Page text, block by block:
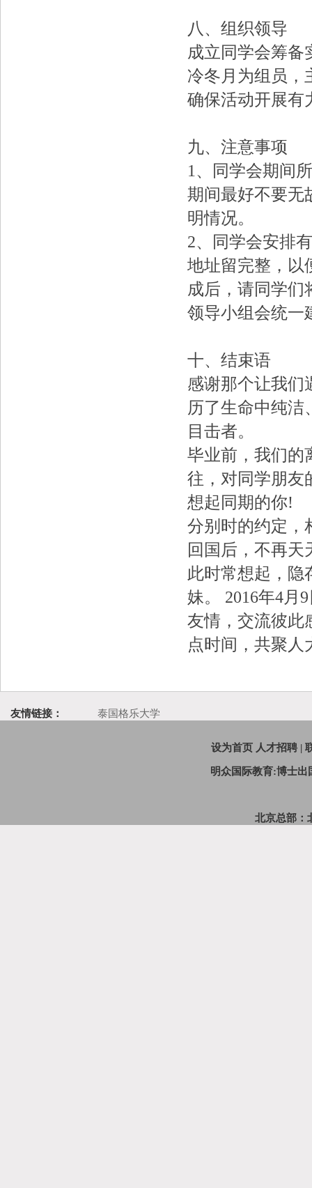
八、组织领导
成立同学会筹备
冷冬月为组员，
确保活动开展有
九、注意事项
1、同学会期间
期间最好不要无
明情况。
2、同学会安排
地址留完整，以
成后，请同学们
领导小组会统一
十、结束语
感谢那个让我们
历了生命中纯洁
目击者。
毕业前，我们的
往，对同学朋友
想起同期的你!
分别时的约定，
回国后，不再
此时常想起，
妹。
2016年4月
友情，交流彼此
点时间，共聚人
友情链接： 泰国格乐大学
设为首页 人才招聘 |
明众国际教育:博士出
北京总部：